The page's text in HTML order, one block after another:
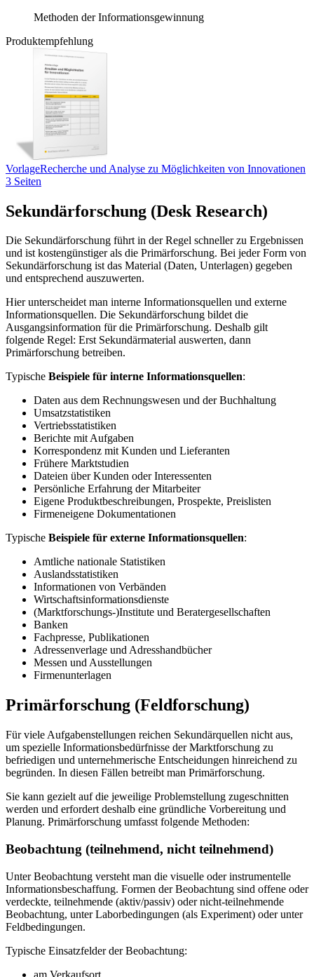
Methoden der Informationsgewinnung
Produktempfehlung
VorlageRecherche und Analyse zu Möglichkeiten von Innovationen
3 Seiten
Sekundärforschung (Desk Research)
Die Sekundärforschung führt in der Regel schneller zu Ergebnissen
und ist kostengünstiger als die Primärforschung. Bei jeder Form von
Sekundärforschung ist das Material (Daten, Unterlagen) gegeben
und entsprechend auszuwerten.
Hier unterscheidet man interne Informationsquellen und externe
Informationsquellen. Die Sekundärforschung bildet die
Ausgangsinformation für die Primärforschung. Deshalb gilt
folgende Regel: Erst Sekundärmaterial auswerten, dann
Primärforschung betreiben.
Typische Beispiele für interne Informationsquellen:
Daten aus dem Rechnungswesen und der Buchhaltung
Umsatzstatistiken
Vertriebsstatistiken
Berichte mit Aufgaben
Korrespondenz mit Kunden und Lieferanten
Frühere Marktstudien
Dateien über Kunden oder Interessenten
Persönliche Erfahrung der Mitarbeiter
Eigene Produktbeschreibungen, Prospekte, Preislisten
Firmeneigene Dokumentationen
Typische Beispiele für externe Informationsquellen:
Amtliche nationale Statistiken
Auslandsstatistiken
Informationen von Verbänden
Wirtschaftsinformationsdienste
(Marktforschungs-)Institute und Beratergesellschaften
Banken
Fachpresse, Publikationen
Adressenverlage und Adresshandbücher
Messen und Ausstellungen
Firmenunterlagen
Primärforschung (Feldforschung)
Für viele Aufgabenstellungen reichen Sekundärquellen nicht aus,
um spezielle Informationsbedürfnisse der Marktforschung zu
befriedigen und unternehmerische Entscheidungen hinreichend zu
begründen. In diesen Fällen betreibt man Primärforschung.
Sie kann gezielt auf die jeweilige Problemstellung zugeschnitten
werden und erfordert deshalb eine gründliche Vorbereitung und
Planung. Primärforschung umfasst folgende Methoden:
Beobachtung (teilnehmend, nicht teilnehmend)
Unter Beobachtung versteht man die visuelle oder instrumentelle
Informationsbeschaffung. Formen der Beobachtung sind offene oder
verdeckte, teilnehmende (aktiv/passiv) oder nicht-teilnehmende
Beobachtung, unter Laborbedingungen (als Experiment) oder unter
Feldbedingungen.
Typische Einsatzfelder der Beobachtung:
am Verkaufsort